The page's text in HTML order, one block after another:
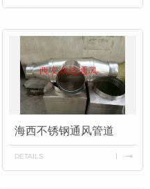
海西不锈钢通风管道
DETAILS